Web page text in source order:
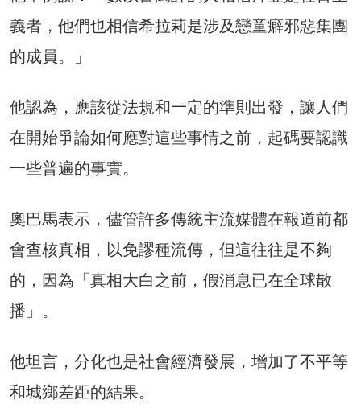
義者，他們也相信希拉莉是涉及戀童癖邪惡集團
的成員。」
他認為，應該從法規和一定的準則出發，讓人們
在開始爭論如何應對這些事情之前，起碼要認識
一些普遍的事實。
奧巴馬表示，儘管許多傳統主流媒體在報道前都
會查核真相，以免謬種流傳，但這往往是不夠
的，因為「真相大白之前，假消息已在全球散
播」。
他坦言，分化也是社會經濟發展，增加了不平等
和城鄉差距的結果。